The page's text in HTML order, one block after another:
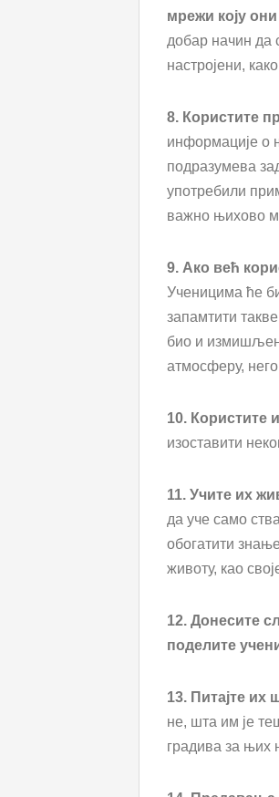
мрежи коју
добар начин да
настројени,
8. Користите
информације о
подразумева
употребили
важно њихово
9. Ако већ
Ученицима ће
запамтити
био и измишљен,
атмосферу,
10. Користите
изоставити
11. Учите их
да уче само
обогатити
животу, као
12. Донесите
поделите
13. Питајте их
не, шта им је
градива за њих